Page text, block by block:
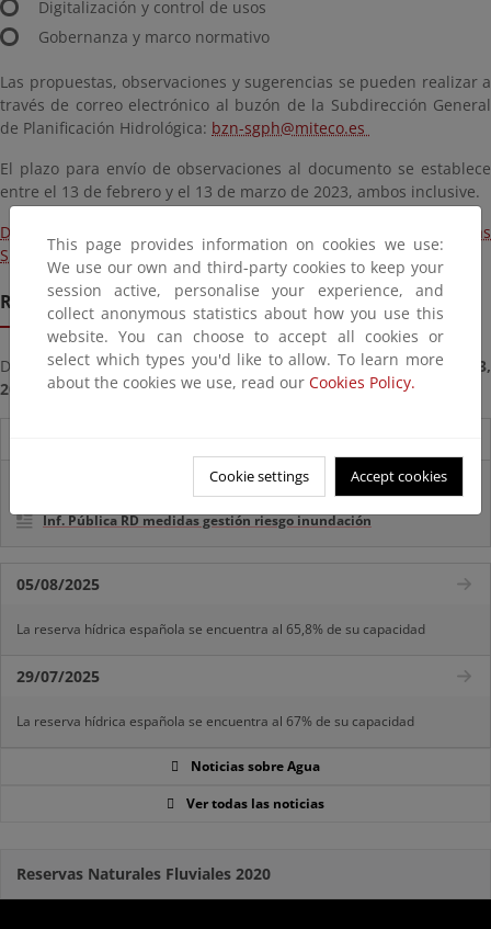
Digitalización y control de usos
Gobernanza y marco normativo
Las propuestas, observaciones y sugerencias se pueden realizar a
través de correo electrónico al buzón de la Subdirección General
de Planificación Hidrológica: bzn-sgph@miteco.es
El plazo para envío de observaciones al documento se establece
entre el 13 de febrero y el 13 de marzo de 2023, ambos inclusive.
Descarga del texto del borrador del Plan de Acción de Aguas
Subterráneas 2023-2030
Remission deadline
Deadline for submitting documents fromMonday, February 13,
2023
untilMonday, March 13, 2023
Real Decreto subvenciones adaptación riesgos inundación
Inf. Pública RD medidas gestión riesgo inundación
05/08/2025
La reserva hídrica española se encuentra al 65,8% de su capacidad
29/07/2025
La reserva hídrica española se encuentra al 67% de su capacidad
Noticias sobre Agua
Ver todas las noticias
Reservas Naturales Fluviales 2020
This page provides information on cookies we use:
We use our own and third-party cookies to keep your
session active, personalise your experience, and
collect anonymous statistics about how you use this
website. You can choose to accept all cookies or
select which types you'd like to allow. To learn more
about the cookies we use, read our Cookies Policy.
Cookie settings Accept cookies